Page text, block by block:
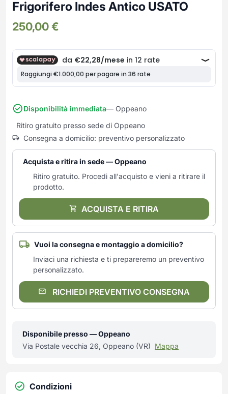
Frullatori
Grattugie elettriche
Macchine caffe e capsule
Robot Da Cucina
Sbattitori
Spremiagrumi e Centrifughe
Tostapane
Tritacarne
Tritaverdure elettrici
Utensili da cucina
Yogurtiere
Lampade da parete
Lampade da tavolo
Mobili Ingresso
Scarpiere
SOGGIORNO
Complementi Soggiorno
Sedie e Sgabelli
Soggiorni e Pareti
Tavoli e Tavolini
UFFICIO
Banconi Reception
Mobili per ufficio
Moduli per ufficio
Poltrone Barber Shop
Frigorifero Indes Antico USATO
250,00€
Disponibilità immediata— Oppeano
Ritiro gratuito presso sede di Oppeano
Consegna a domicilio: preventivo personalizzato
Acquista e ritira in sede — Oppeano
Ritiro gratuito. Procedi all'acquisto e vieni a ritirare il
prodotto.
ACQUISTA E RITIRA
Vuoi la consegna e montaggio a domicilio?
Inviaci una richiesta e ti prepareremo un preventivo
personalizzato.
RICHIEDI PREVENTIVO CONSEGNA
Disponibile presso — Oppeano
Via Postale vecchia 26, Oppeano (VR) Mappa
Condizioni